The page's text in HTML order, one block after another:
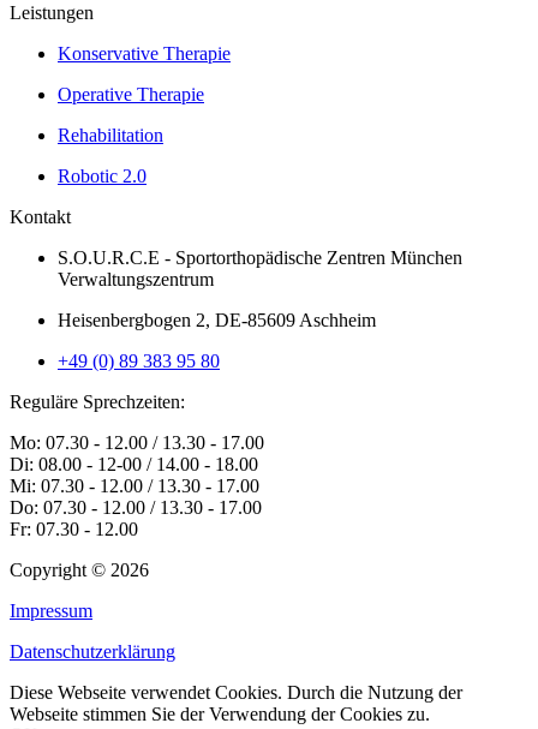
Leistungen
Konservative Therapie
Operative Therapie
Rehabilitation
Robotic 2.0
Kontakt
S.O.U.R.C.E - Sportorthopädische Zentren München
Verwaltungszentrum
Heisenbergbogen 2, DE-85609 Aschheim
+49 (0) 89 383 95 80
Reguläre Sprechzeiten:
Mo: 07.30 - 12.00 / 13.30 - 17.00
Di: 08.00 - 12-00 / 14.00 - 18.00
Mi: 07.30 - 12.00 / 13.30 - 17.00
Do: 07.30 - 12.00 / 13.30 - 17.00
Fr: 07.30 - 12.00
Copyright © 2026
Impressum
Datenschutzerklärung
Diese Webseite verwendet Cookies. Durch die Nutzung der
Webseite stimmen Sie der Verwendung der Cookies zu.